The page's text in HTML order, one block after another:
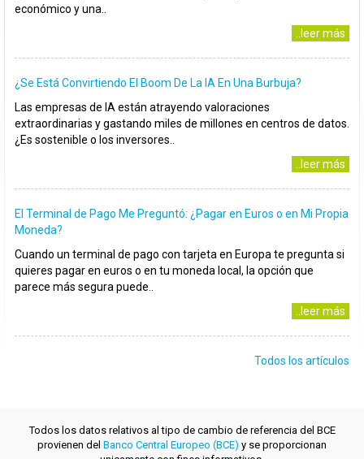
económico y una..
..leer más
¿Se Está Convirtiendo El Boom De La IA En Una Burbuja?
Las empresas de IA están atrayendo valoraciones
extraordinarias y gastando miles de millones en centros de datos.
¿Es sostenible o los inversores..
..leer más
El Terminal de Pago Me Preguntó: ¿Pagar en Euros o en Mi Propia
Moneda?
Cuando un terminal de pago con tarjeta en Europa te pregunta si
quieres pagar en euros o en tu moneda local, la opción que
parece más segura puede..
..leer más
Todos los artículos
Todos los datos relativos al tipo de cambio de referencia del BCE
provienen del Banco Central Europeo (BCE) y se proporcionan